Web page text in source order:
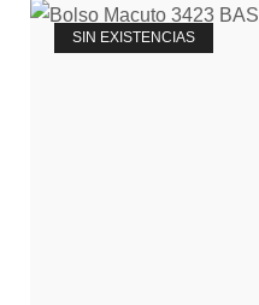
SIN EXISTENCIAS